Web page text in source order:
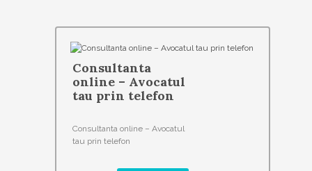
Consultanta
online – Avocatul
tau prin telefon
Consultanta online – Avocatul
tau prin telefon